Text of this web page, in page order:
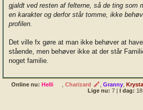
gjaldt ved resten af felterne, så de ting som
en karakter og derfor står tomme, ikke
profilen.
Det ville fx gøre at man ikke behøver at
stående, men behøver ikke at der står
noget familie.
Online nu:Helli ,Charizard Granny,
Lige nu: 7| I dag: 18